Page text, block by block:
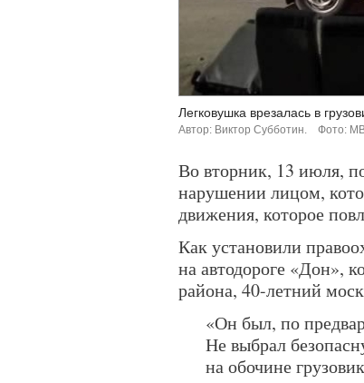
Легковушка врезалась в
Автор: Виктор Субботин. Фото:
Во вторник, 13 июля,
нарушении лицом,
движения, которое
Как установили
на автодороге «Дон»,
района, 40-летний
«Он был, по
Не выбрал
на обочине